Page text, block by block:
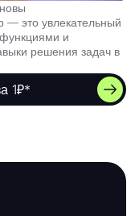
— это увлекательный
и
решения задач в
1₽*